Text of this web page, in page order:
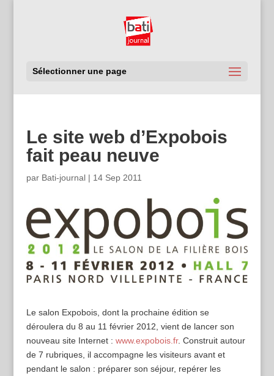
Sélectionner une page
Le site web d’Expobois
fait peau neuve
par Bati-journal| 14 Sep 2011
Le salon Expobois, dont la prochaine édition se
déroulera du 8 au 11 février 2012, vient de lancer son
nouveau site Internet : www.expobois.fr. Construit autour
de 7 rubriques, il accompagne les visiteurs avant et
pendant le salon : préparer son séjour, repérer les